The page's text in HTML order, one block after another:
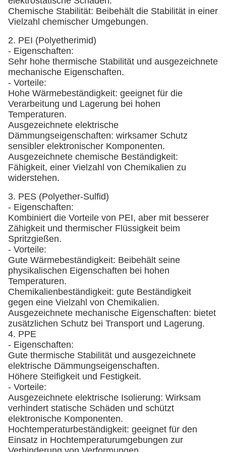
Chemische Stabilität: Beibehält die Stabilität in einer
Vielzahl chemischer Umgebungen.
2. PEI (Polyetherimid)
- Eigenschaften:
Sehr hohe thermische Stabilität und ausgezeichnete
mechanische Eigenschaften.
- Vorteile:
Hohe Wärmebeständigkeit: geeignet für die
Verarbeitung und Lagerung bei hohen
Temperaturen.
Ausgezeichnete elektrische
Dämmungseigenschaften: wirksamer Schutz
sensibler elektronischer Komponenten.
Ausgezeichnete chemische Beständigkeit:
Fähigkeit, einer Vielzahl von Chemikalien zu
widerstehen.
3. PES (Polyether-Sulfid)
- Eigenschaften:
Kombiniert die Vorteile von PEI, aber mit besserer
Zähigkeit und thermischer Flüssigkeit beim
Spritzgießen.
- Vorteile:
Gute Wärmebeständigkeit: Beibehält seine
physikalischen Eigenschaften bei hohen
Temperaturen.
Chemikalienbeständigkeit: gute Beständigkeit
gegen eine Vielzahl von Chemikalien.
Ausgezeichnete mechanische Eigenschaften: bietet
zusätzlichen Schutz bei Transport und Lagerung.
4. PPE
- Eigenschaften:
Gute thermische Stabilität und ausgezeichnete
elektrische Dämmungseigenschaften.
Höhere Steifigkeit und Festigkeit.
- Vorteile:
Ausgezeichnete elektrische Isolierung: Wirksam
verhindert statische Schäden und schützt
elektronische Komponenten.
Hochtemperaturbeständigkeit: geeignet für den
Einsatz in Hochtemperaturumgebungen zur